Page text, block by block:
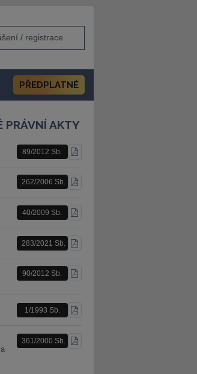
/ registrace
PŘEDPLATNÉ
PRÁVNÍ AKTY
89/2012 Sb.
STÁHNOUT
262/2006 Sb.
STÁHNOUT
40/2009 Sb.
STÁHNOUT
283/2021 Sb.
STÁHNOUT
90/2012 Sb.
STÁHNOUT
1/1993 Sb.
STÁHNOUT
361/2000 Sb.
STÁHNOUT